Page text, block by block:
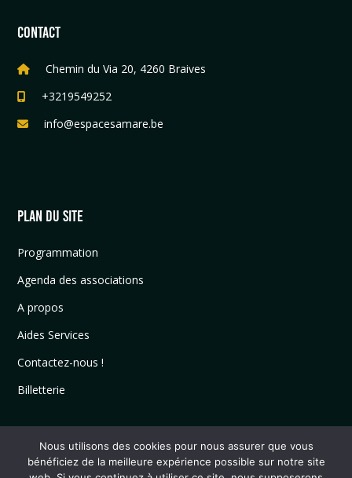
CONTACT
Chemin du Via 20, 4260 Braives
+3219549252
info@espacesamare.be
PLAN DU SITE
Programmation
Agenda des associations
A propos
Aides Services
Contactez-nous !
Billetterie
Nous utilisons des cookies pour nous assurer que vous
bénéficiez de la meilleure expérience possible sur notre site